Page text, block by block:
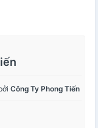
Công Ty Phong Tiến